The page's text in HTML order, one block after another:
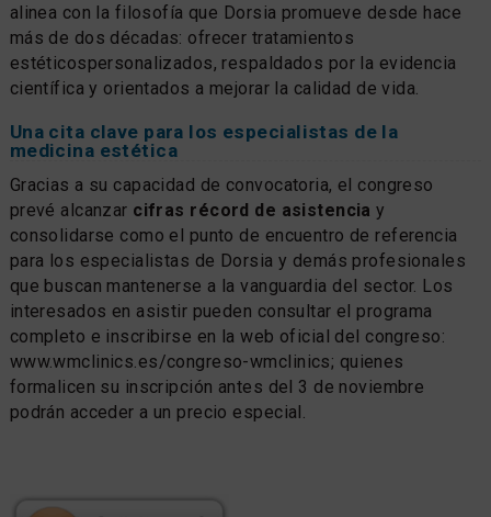
alinea con la filosofía que Dorsia promueve desde hace
más de dos décadas: ofrecer tratamientos
estéticospersonalizados, respaldados por la evidencia
científica y orientados a mejorar la calidad de vida.
Una cita clave para los especialistas de la
medicina estética
Gracias a su capacidad de convocatoria, el congreso
prevé alcanzar cifras récord de asistenciay
consolidarse como el punto de encuentro de referencia
para los especialistas de Dorsia y demás profesionales
que buscan mantenerse a la vanguardia del sector. Los
interesados en asistir pueden consultar el programa
completo e inscribirse en la web oficial del congreso:
www.wmclinics.es/congreso-wmclinics; quienes
formalicen su inscripción antes del 3 de noviembre
podrán acceder a un precio especial.